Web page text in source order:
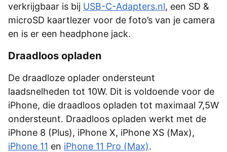
verkrijgbaar is bij USB-C-Adapters.nl, een SD &
microSD kaartlezer voor de foto’s van je camera
en is er een headphone jack.
Draadloos opladen
De draadloze oplader ondersteunt
laadsnelheden tot 10W. Dit is voldoende voor de
iPhone, die draadloos opladen tot maximaal 7,5W
ondersteunt. Draadloos opladen werkt met de
iPhone 8 (Plus), iPhone X, iPhone XS (Max),
iPhone 11 en iPhone 11 Pro (Max).